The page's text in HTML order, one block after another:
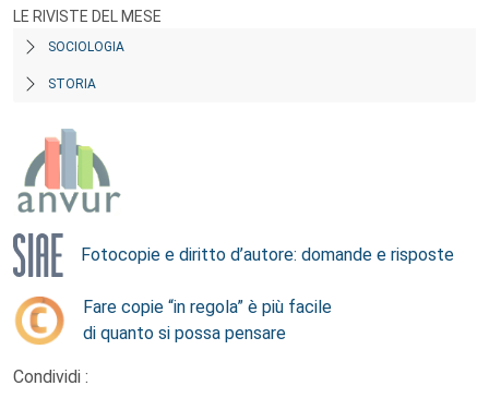
LE RIVISTE DEL MESE
SOCIOLOGIA
STORIA
Fotocopie e diritto d’autore: domande e risposte
Fare copie “in regola” è più facile
di quanto si possa pensare
Condividi :